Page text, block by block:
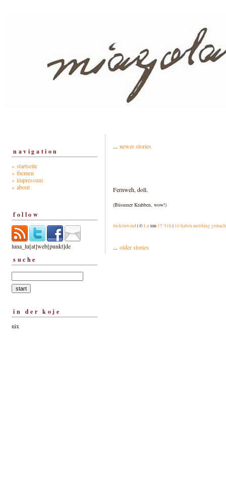
navigation
» startseite
» themen
» impressum
» about
follow
luna_lu[at]web[punkt]de
suche
in der koje
nix
... newer stories
Fernweh, doll.
(Büsumer Krabben, wow!)
rückenwind| ©Lu um 17:51h | 10 haben meldung
... older stories